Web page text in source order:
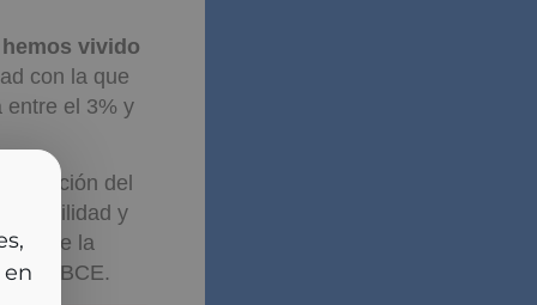
vivido
con la que
entre el 3% y
del
estabilidad y
la
del BCE.